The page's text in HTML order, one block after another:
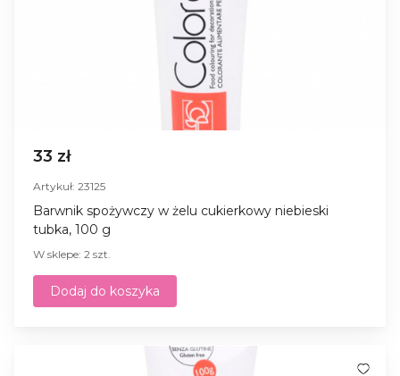
33 zł
Artykuł: 23125
Barwnik spożywczy w żelu cukierkowy niebieski
tubka, 100 g
W sklepe: 2 szt.
Dodaj do koszyka